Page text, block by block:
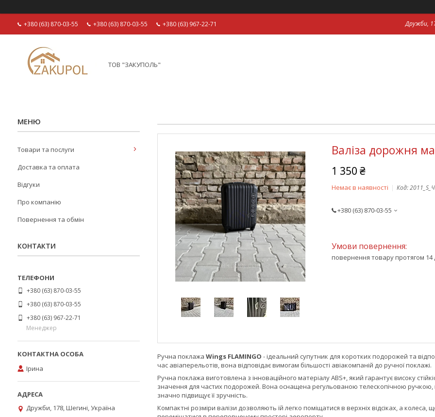
+380 (63) 870-03-55 +380 (63) 870-03-55 +380 (63) 967-22-71 Дружби,
ТОВ "ЗАКУПОЛЬ"
Валіза дорожня
1 350 ₴
Немає в наявності Код:
+380 (63) 870-03-55
повернення товару протягом 14
Ручна поклажа Wings FLAMINGO - ідеальний супутник для коротких подорожей та
час авіаперельотів, вона відповідає вимогам більшості авіакомпаній до ручної поклажі.
Ручна поклажа виготовлена з інноваційного матеріалу ABS+, який гарантує високу
значення для частих подорожей. Вона оснащена регульованою телескопічною ручкою,
значно підвищує її зручність.
Компактні розміри валізи дозволяють їй легко поміщатися в верхніх відсіках, а
Товари та послуги
Доставка та оплата
Відгуки
Про компанію
Повернення та обмін
КОНТАКТИ
+380 (63) 870-03-55
+380 (63) 870-03-55
+380 (63) 967-22-71
Менеджер
Ірина
Дружби, 178, Шегині, Україна